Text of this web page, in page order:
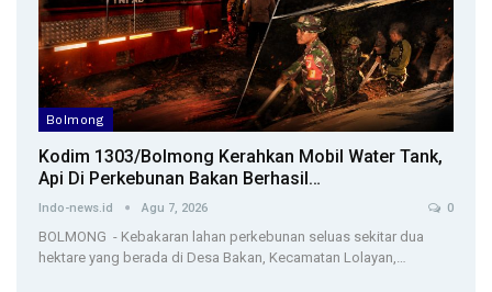
Bolmong
Kodim 1303/Bolmong Kerahkan Mobil Water Tank,
Api Di Perkebunan Bakan Berhasil…
Indo-news.id Agu 7, 2026 0
BOLMONG - Kebakaran lahan perkebunan seluas sekitar dua
hektare yang berada di Desa Bakan, Kecamatan Lolayan,…